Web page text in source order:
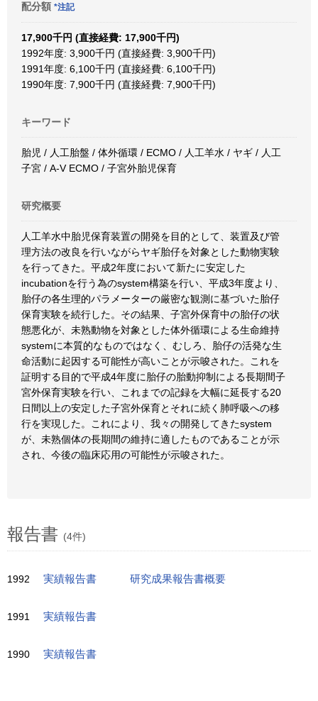
配分額 *注記
17,900千円 (直接経費: 17,900千円)
1992年度: 3,900千円 (直接経費: 3,900千円)
1991年度: 6,100千円 (直接経費: 6,100千円)
1990年度: 7,900千円 (直接経費: 7,900千円)
キーワード
胎児 / 人工胎盤 / 体外循環 / ECMO / 人工羊水 / ヤギ / 人工
子宮 / A-V ECMO / 子宮外胎児保育
研究概要
人工羊水中胎児保育装置の開発を目的として、装置及び管
理方法の改良を行いながらヤギ胎仔を対象とした動物実験
を行ってきた。平成2年度において新たに安定した
incubationを行う為のsystem構築を行い、平成3年度より、
胎仔の各生理的パラメーターの厳密な観測に基づいた胎仔
保育実験を続行した。その結果、子宮外保育中の胎仔の状
態悪化が、未熟動物を対象とした体外循環による生命維持
systemに本質的なものではなく、むしろ、胎仔の活発な生
命活動に起因する可能性が高いことが示唆された。これを
証明する目的で平成4年度に胎仔の胎動抑制による長期間子
宮外保育実験を行い、これまでの記録を大幅に延長する20
日間以上の安定した子宮外保育とそれに続く肺呼吸への移
行を実現した。これにより、我々の開発してきたsystem
が、未熟個体の長期間の維持に適したものであることが示
され、今後の臨床応用の可能性が示唆された。
報告書 (4件)
1992 実績報告書 研究成果報告書概要
1991 実績報告書
1990 実績報告書